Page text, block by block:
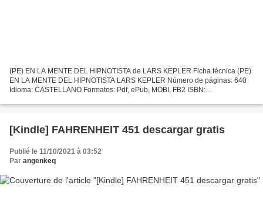
(PE) EN LA MENTE DEL HIPNOTISTA de LARS KEPLER Ficha técnica (PE)
EN LA MENTE DEL HIPNOTISTA LARS KEPLER Número de páginas: 640
Idioma: CASTELLANO Formatos: Pdf, ePub, MOBI, FB2 ISBN:
eBook...
[Kindle] FAHRENHEIT 451 descargar gratis
Publié le 11/10/2021 à 03:52
Par angenkeq